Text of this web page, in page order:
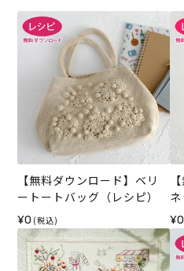
【無料ダウンロード】ベリ
ートートバッグ（レシピ）
¥0 (税込)
パ
¥0